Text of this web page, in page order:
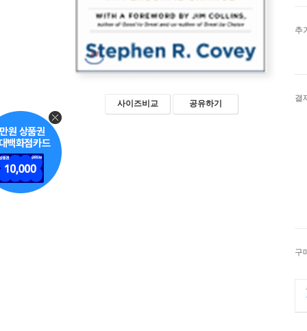
사이즈비교 공유하기
추
결
구